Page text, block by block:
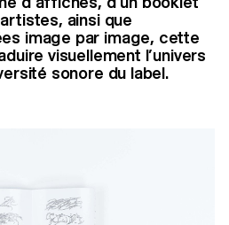
ainsi que
image par image, cette
visuellement l’univers
sonore du label.